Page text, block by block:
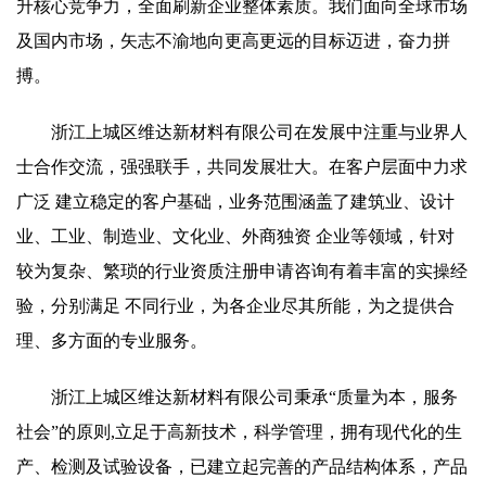
升核心竞争力，全面刷新企业整体素质。我们面向全球市场
及国内市场，矢志不渝地向更高更远的目标迈进，奋力拼
搏。
浙江上城区维达新材料有限公司在发展中注重与业界人
士合作交流，强强联手，共同发展壮大。在客户层面中力求
广泛 建立稳定的客户基础，业务范围涵盖了建筑业、设计
业、工业、制造业、文化业、外商独资 企业等领域，针对
较为复杂、繁琐的行业资质注册申请咨询有着丰富的实操经
验，分别满足 不同行业，为各企业尽其所能，为之提供合
理、多方面的专业服务。
浙江上城区维达新材料有限公司秉承“质量为本，服务
社会”的原则,立足于高新技术，科学管理，拥有现代化的生
产、检测及试验设备，已建立起完善的产品结构体系，产品